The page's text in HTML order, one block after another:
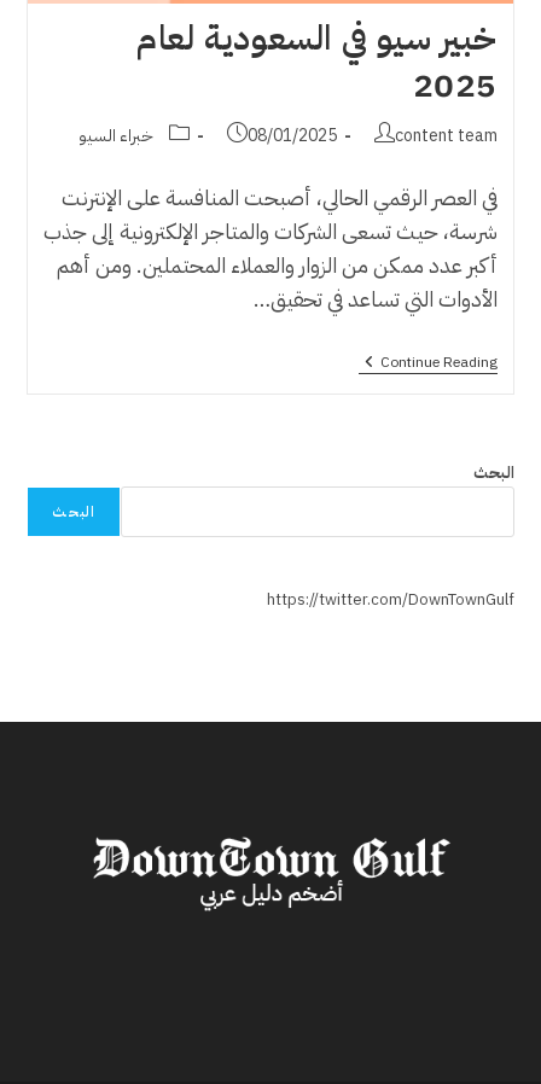
خبير سيو في السعودية لعام
2025
Post
content team
Post
08/01/2025
Post خبراء السيو
في العصر الرقمي الحالي، أصبحت المنافسة على الإنترنت
شرسة، حيث تسعى الشركات والمتاجر الإلكترونية إلى جذب
أكبر عدد ممكن من الزوار والعملاء المحتملين. ومن أهم
الأدوات التي تساعد في تحقيق…
Continue Readingخبير
سيو
البحث
البحث
https://twitter.com/DownTownGulf